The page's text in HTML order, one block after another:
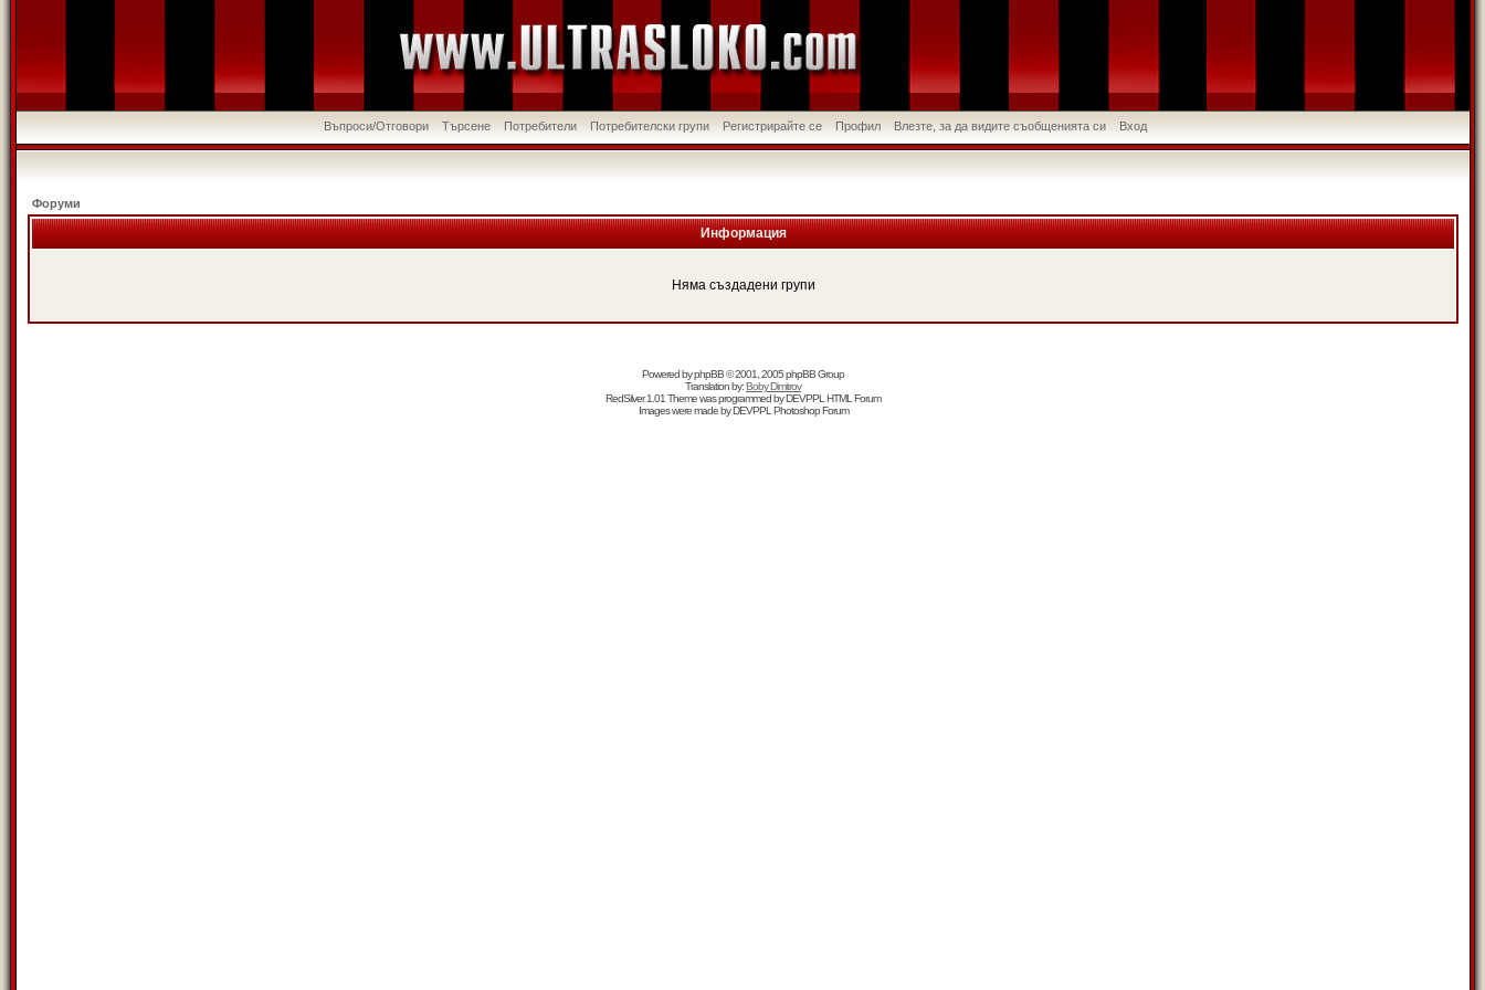
Въпроси/Отговори Търсене Потребители Потребителски групи Регистрирайте се Профил Влезте, за да видите съобщенията си Вход
Форуми
Информация
Няма създадени групи
Powered byphpBB© 2001, 2005 phpBB Group
Translation by:Boby Dimitrov
RedSilver 1.01 Theme was programmed byDEVPPL HTML Forum
Images were made byDEVPPL Photoshop Forum